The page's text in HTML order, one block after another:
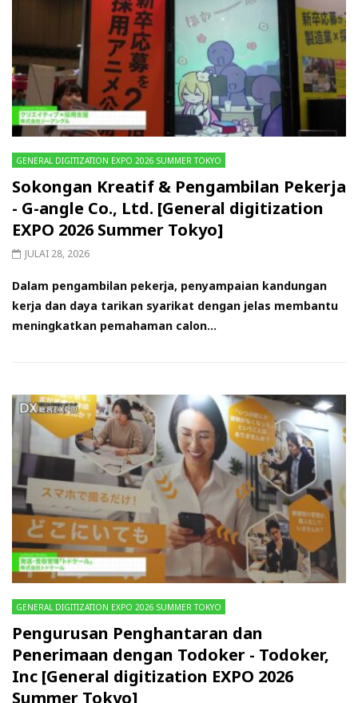
GENERAL DIGITIZATION EXPO 2026 SUMMER TOKYO
Sokongan Kreatif & Pengambilan Pekerja
- G-angle Co., Ltd. [General digitization
EXPO 2026 Summer Tokyo]
JULAI 28, 2026
Dalam pengambilan pekerja, penyampaian kandungan
kerja dan daya tarikan syarikat dengan jelas membantu
meningkatkan pemahaman calon...
GENERAL DIGITIZATION EXPO 2026 SUMMER TOKYO
Pengurusan Penghantaran dan
Penerimaan dengan Todoker - Todoker,
Inc [General digitization EXPO 2026
Summer Tokyo]